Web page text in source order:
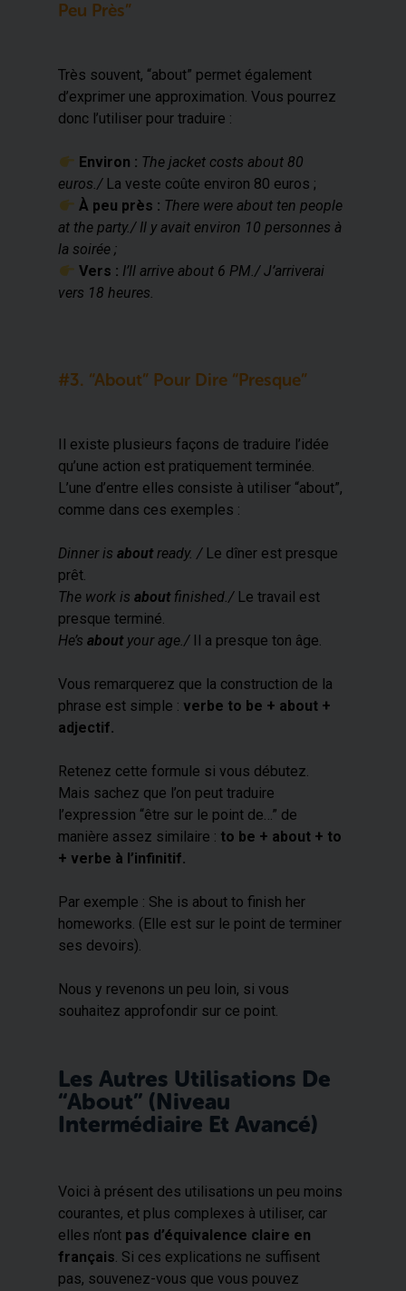
Peu Près”
Très souvent, “about” permet également
d’exprimer une approximation. Vous pourrez
donc l’utiliser pour traduire :
​ Environ : The jacket costs about 80
euros./ La veste coûte environ 80 euros ;
​ À peu près : There were about ten people
at the party./ Il y avait environ 10 personnes à
la soirée ;
​ Vers : I’ll arrive about 6 PM./ J’arriverai
vers 18 heures.
#3. “About” Pour Dire “presque”
Il existe plusieurs façons de traduire l’idée
qu’une action est pratiquement terminée.
L’une d’entre elles consiste à utiliser “about”,
comme dans ces exemples :
Dinner isabout ready. / Le dîner est presque
prêt.
The work isabout finished./ Le travail est
presque terminé.
He’sabout your age./Il a presque ton âge.
Vous remarquerez que la construction de la
phrase est simple : verbe to be + about +
adjectif.
Retenez cette formule si vous débutez.
Mais sachez que l’on peut traduire
l’expression “être sur le point de…” de
manière assez similaire : to be + about + to
+ verbe à l’infinitif.
Par exemple : She is about to finish her
homeworks. (Elle est sur le point de terminer
ses devoirs).
Nous y revenons un peu loin, si vous
souhaitez approfondir sur ce point.
Les Autres Utilisations De
“about” (niveau
Intermédiaire Et Avancé)
Voici à présent des utilisations un peu moins
courantes, et plus complexes à utiliser, car
elles n’ont pas d’équivalence claire en
français. Si ces explications ne suffisent
pas, souvenez-vous que vous pouvez